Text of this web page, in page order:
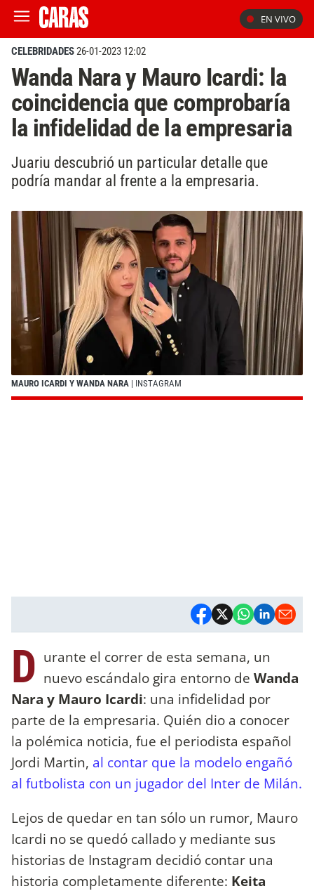
EN VIVO
CELEBRIDADES26-01-2023 12:02
Wanda Nara y Mauro Icardi: la
coincidencia que comprobaría
la infidelidad de la empresaria
Juariu descubrió un particular detalle que
podría mandar al frente a la empresaria.
MAURO ICARDI Y WANDA NARA | INSTAGRAM
D urante el correr de esta semana, un
nuevo escándalo gira entorno de Wanda
Nara y Mauro Icardi: una infidelidad por
parte de la empresaria. Quién dio a conocer
la polémica noticia, fue el periodista español
Jordi Martin, al contar que la modelo engañó
al futbolista con un jugador del Inter de Milán.
Lejos de quedar en tan sólo un rumor, Mauro
Icardi no se quedó callado y mediante sus
historias de Instagram decidió contar una
historia completamente diferente: Keita